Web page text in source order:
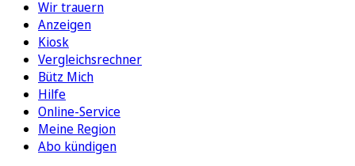
Wir trauern
Anzeigen
Kiosk
Vergleichsrechner
Bütz Mich
Hilfe
Online-Service
Meine Region
Abo kündigen